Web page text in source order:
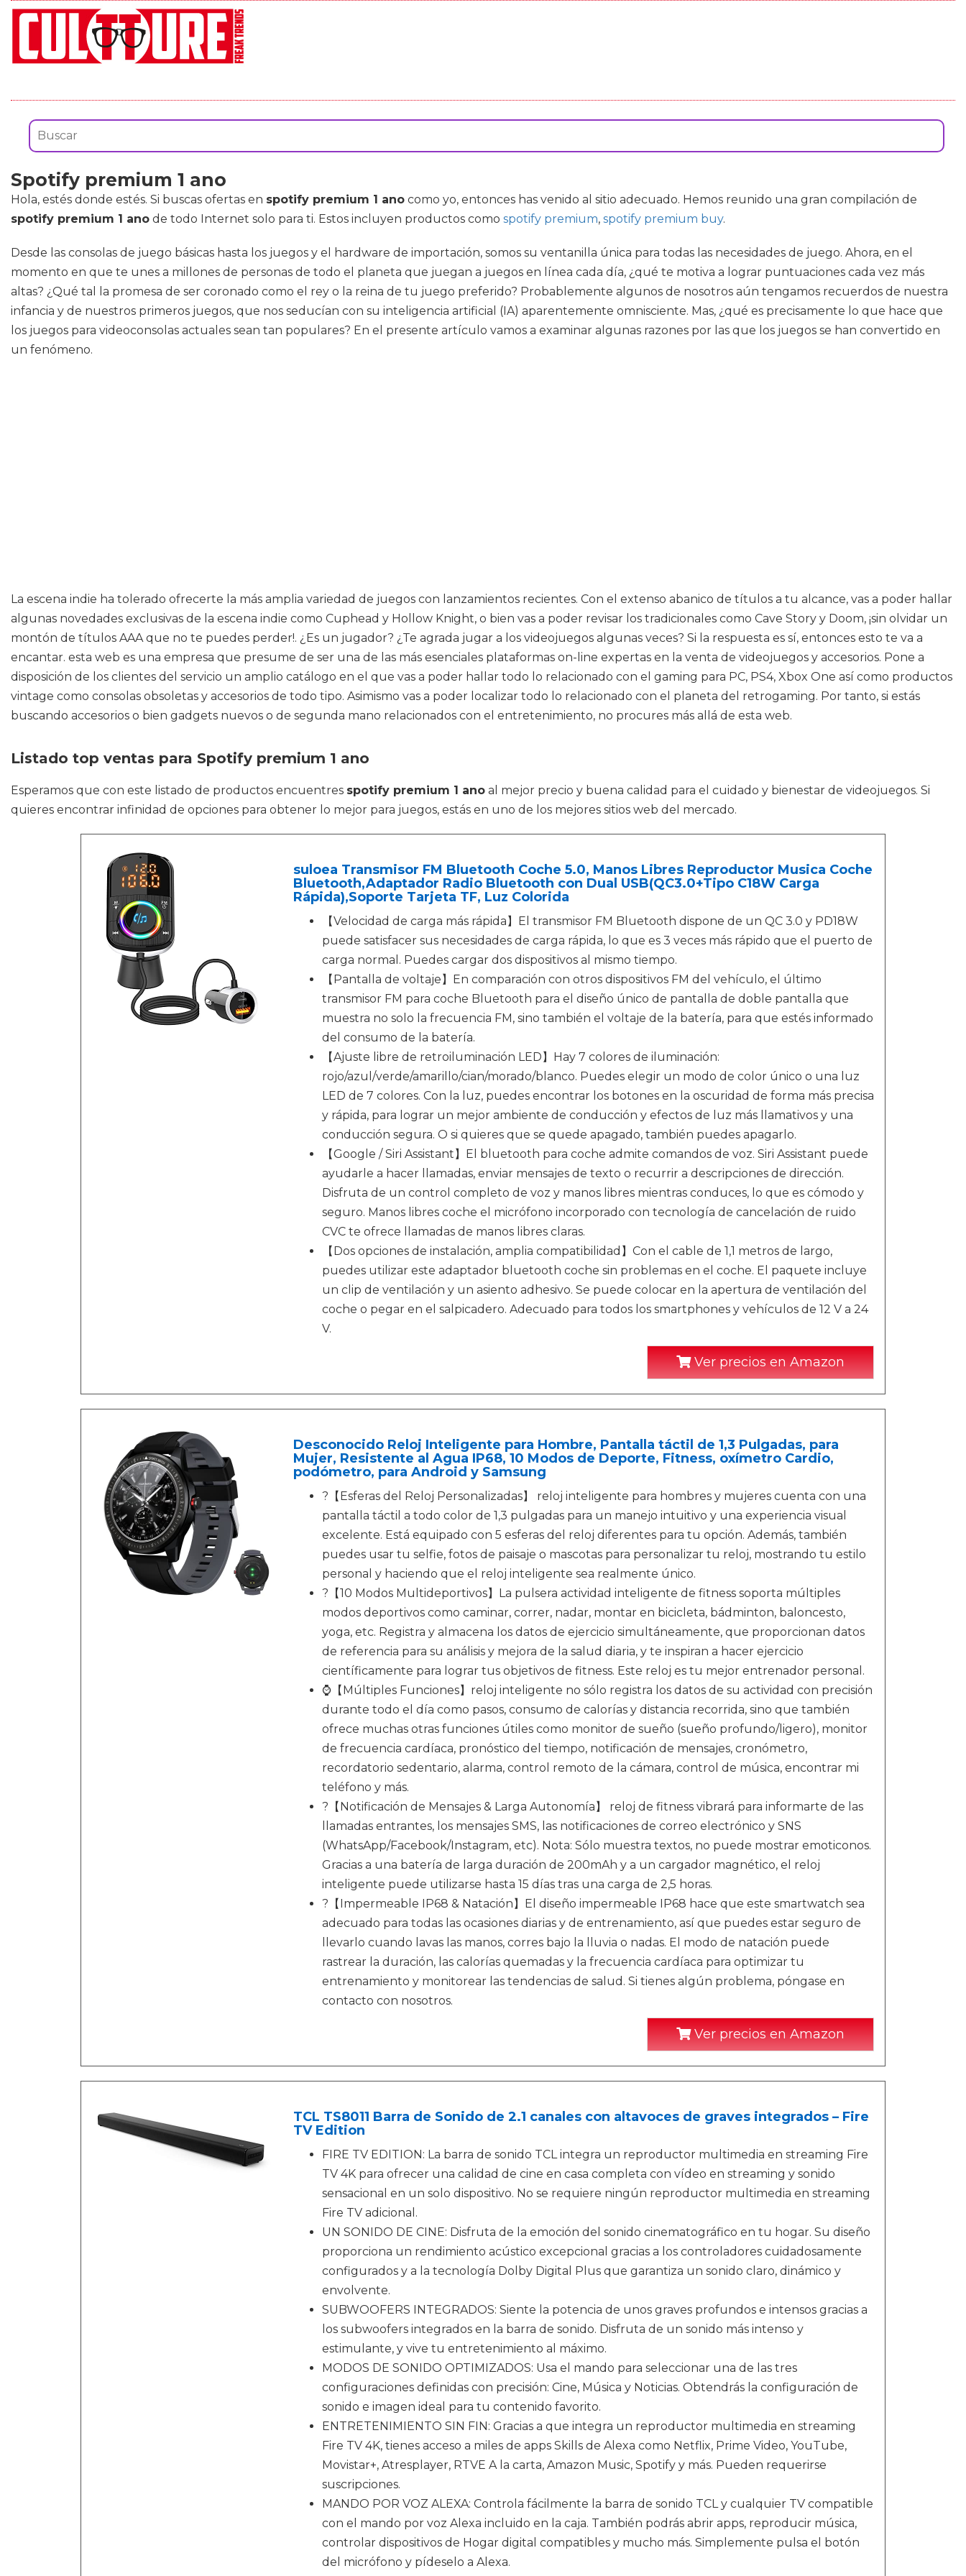
Spotify premium 1 ano
Hola, estés donde estés. Si buscas ofertas en spotify premium 1 ano como yo, entonces has venido al sitio adecuado. Hemos reunido una gran compilación de
spotify premium 1 ano de todo Internet solo para ti. Estos incluyen productos como spotify premium, spotify premium buy.
Desde las consolas de juego básicas hasta los juegos y el hardware de importación, somos su ventanilla única para todas las necesidades de juego. Ahora, en el
momento en que te unes a millones de personas de todo el planeta que juegan a juegos en línea cada día, ¿qué te motiva a lograr puntuaciones cada vez más
altas? ¿Qué tal la promesa de ser coronado como el rey o la reina de tu juego preferido? Probablemente algunos de nosotros aún tengamos recuerdos de nuestra
infancia y de nuestros primeros juegos, que nos seducían con su inteligencia artificial (IA) aparentemente omnisciente. Mas, ¿qué es precisamente lo que hace que
los juegos para videoconsolas actuales sean tan populares? En el presente artículo vamos a examinar algunas razones por las que los juegos se han convertido en
un fenómeno.
La escena indie ha tolerado ofrecerte la más amplia variedad de juegos con lanzamientos recientes. Con el extenso abanico de títulos a tu alcance, vas a poder hallar
algunas novedades exclusivas de la escena indie como Cuphead y Hollow Knight, o bien vas a poder revisar los tradicionales como Cave Story y Doom, ¡sin olvidar un
montón de títulos AAA que no te puedes perder!. ¿Es un jugador? ¿Te agrada jugar a los videojuegos algunas veces? Si la respuesta es sí, entonces esto te va a
encantar. esta web es una empresa que presume de ser una de las más esenciales plataformas on-line expertas en la venta de videojuegos y accesorios. Pone a
disposición de los clientes del servicio un amplio catálogo en el que vas a poder hallar todo lo relacionado con el gaming para PC, PS4, Xbox One así como productos
vintage como consolas obsoletas y accesorios de todo tipo. Asimismo vas a poder localizar todo lo relacionado con el planeta del retrogaming. Por tanto, si estás
buscando accesorios o bien gadgets nuevos o de segunda mano relacionados con el entretenimiento, no procures más allá de esta web.
Listado top ventas para Spotify premium 1 ano
Esperamos que con este listado de productos encuentres spotify premium 1 ano al mejor precio y buena calidad para el cuidado y bienestar de videojuegos. Si
quieres encontrar infinidad de opciones para obtener lo mejor para juegos, estás en uno de los mejores sitios web del mercado.
suloea Transmisor FM Bluetooth Coche 5.0, Manos Libres Reproductor Musica Coche
Bluetooth,Adaptador Radio Bluetooth con Dual USB(QC3.0+Tipo C18W Carga
Rápida),Soporte Tarjeta TF, Luz Colorida
【Velocidad de carga más rápida】El transmisor FM Bluetooth dispone de un QC 3.0 y PD18W
puede satisfacer sus necesidades de carga rápida, lo que es 3 veces más rápido que el puerto de
carga normal. Puedes cargar dos dispositivos al mismo tiempo.
【Pantalla de voltaje】En comparación con otros dispositivos FM del vehículo, el último
transmisor FM para coche Bluetooth para el diseño único de pantalla de doble pantalla que
muestra no solo la frecuencia FM, sino también el voltaje de la batería, para que estés informado
del consumo de la batería.
【Ajuste libre de retroiluminación LED】Hay 7 colores de iluminación:
rojo/azul/verde/amarillo/cian/morado/blanco. Puedes elegir un modo de color único o una luz
LED de 7 colores. Con la luz, puedes encontrar los botones en la oscuridad de forma más precisa
y rápida, para lograr un mejor ambiente de conducción y efectos de luz más llamativos y una
conducción segura. O si quieres que se quede apagado, también puedes apagarlo.
【Google / Siri Assistant】El bluetooth para coche admite comandos de voz. Siri Assistant puede
ayudarle a hacer llamadas, enviar mensajes de texto o recurrir a descripciones de dirección.
Disfruta de un control completo de voz y manos libres mientras conduces, lo que es cómodo y
seguro. Manos libres coche el micrófono incorporado con tecnología de cancelación de ruido
CVC te ofrece llamadas de manos libres claras.
【Dos opciones de instalación, amplia compatibilidad】Con el cable de 1,1 metros de largo,
puedes utilizar este adaptador bluetooth coche sin problemas en el coche. El paquete incluye
un clip de ventilación y un asiento adhesivo. Se puede colocar en la apertura de ventilación del
coche o pegar en el salpicadero. Adecuado para todos los smartphones y vehículos de 12 V a 24
V.
Ver precios en Amazon
Desconocido Reloj Inteligente para Hombre, Pantalla táctil de 1,3 Pulgadas, para
Mujer, Resistente al Agua IP68, 10 Modos de Deporte, Fitness, oxímetro Cardio,
podómetro, para Android y Samsung
?【Esferas del Reloj Personalizadas】 reloj inteligente para hombres y mujeres cuenta con una
pantalla táctil a todo color de 1,3 pulgadas para un manejo intuitivo y una experiencia visual
excelente. Está equipado con 5 esferas del reloj diferentes para tu opción. Además, también
puedes usar tu selfie, fotos de paisaje o mascotas para personalizar tu reloj, mostrando tu estilo
personal y haciendo que el reloj inteligente sea realmente único.
?【10 Modos Multideportivos】La pulsera actividad inteligente de fitness soporta múltiples
modos deportivos como caminar, correr, nadar, montar en bicicleta, bádminton, baloncesto,
yoga, etc. Registra y almacena los datos de ejercicio simultáneamente, que proporcionan datos
de referencia para su análisis y mejora de la salud diaria, y te inspiran a hacer ejercicio
científicamente para lograr tus objetivos de fitness. Este reloj es tu mejor entrenador personal.
⌚【Múltiples Funciones】reloj inteligente no sólo registra los datos de su actividad con precisión
durante todo el día como pasos, consumo de calorías y distancia recorrida, sino que también
ofrece muchas otras funciones útiles como monitor de sueño (sueño profundo/ligero), monitor
de frecuencia cardíaca, pronóstico del tiempo, notificación de mensajes, cronómetro,
recordatorio sedentario, alarma, control remoto de la cámara, control de música, encontrar mi
teléfono y más.
?【Notificación de Mensajes & Larga Autonomía】 reloj de fitness vibrará para informarte de las
llamadas entrantes, los mensajes SMS, las notificaciones de correo electrónico y SNS
(WhatsApp/Facebook/Instagram, etc). Nota: Sólo muestra textos, no puede mostrar emoticonos.
Gracias a una batería de larga duración de 200mAh y a un cargador magnético, el reloj
inteligente puede utilizarse hasta 15 días tras una carga de 2,5 horas.
?【Impermeable IP68 & Natación】El diseño impermeable IP68 hace que este smartwatch sea
adecuado para todas las ocasiones diarias y de entrenamiento, así que puedes estar seguro de
llevarlo cuando lavas las manos, corres bajo la lluvia o nadas. El modo de natación puede
rastrear la duración, las calorías quemadas y la frecuencia cardíaca para optimizar tu
entrenamiento y monitorear las tendencias de salud. Si tienes algún problema, póngase en
contacto con nosotros.
Ver precios en Amazon
TCL TS8011 Barra de Sonido de 2.1 canales con altavoces de graves integrados – Fire
TV Edition
FIRE TV EDITION: La barra de sonido TCL integra un reproductor multimedia en streaming Fire
TV 4K para ofrecer una calidad de cine en casa completa con vídeo en streaming y sonido
sensacional en un solo dispositivo. No se requiere ningún reproductor multimedia en streaming
Fire TV adicional.
UN SONIDO DE CINE: Disfruta de la emoción del sonido cinematográfico en tu hogar. Su diseño
proporciona un rendimiento acústico excepcional gracias a los controladores cuidadosamente
configurados y a la tecnología Dolby Digital Plus que garantiza un sonido claro, dinámico y
envolvente.
SUBWOOFERS INTEGRADOS: Siente la potencia de unos graves profundos e intensos gracias a
los subwoofers integrados en la barra de sonido. Disfruta de un sonido más intenso y
estimulante, y vive tu entretenimiento al máximo.
MODOS DE SONIDO OPTIMIZADOS: Usa el mando para seleccionar una de las tres
configuraciones definidas con precisión: Cine, Música y Noticias. Obtendrás la configuración de
sonido e imagen ideal para tu contenido favorito.
ENTRETENIMIENTO SIN FIN: Gracias a que integra un reproductor multimedia en streaming
Fire TV 4K, tienes acceso a miles de apps Skills de Alexa como Netflix, Prime Video, YouTube,
Movistar+, Atresplayer, RTVE A la carta, Amazon Music, Spotify y más. Pueden requerirse
suscripciones.
MANDO POR VOZ ALEXA: Controla fácilmente la barra de sonido TCL y cualquier TV compatible
con el mando por voz Alexa incluido en la caja. También podrás abrir apps, reproducir música,
controlar dispositivos de Hogar digital compatibles y mucho más. Simplemente pulsa el botón
del micrófono y pídeselo a Alexa.